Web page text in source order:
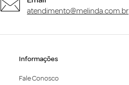
atendimento@melinda.com.br
Informações
Fale Conosco